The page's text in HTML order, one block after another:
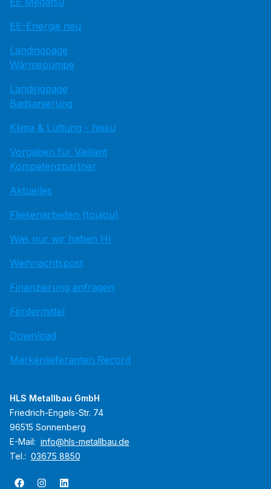
EE-Energie neu
Landingpage
Wärmepumpe
Landingpage
Badsanierung
Klima & Lüftung - hissu
Vorgaben für Vaillant
Kompetenzpartner
Aktuelles
Fliesenarbeiten (toujou)
Was nur wir haben HI
Weihnachtspost
Finanzierung anfragen
Fördermittel
Download
Markenlieferanten Record
HLS Metallbau GmbH
Friedrich-Engels-Str. 74
96515 Sonnenberg
E-Mail: info@hls-metallbau.de
Tel.: 03675 8850